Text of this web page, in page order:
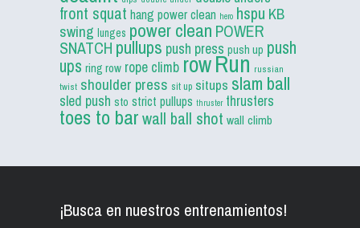
front squat hang power clean hero hspu KB
swing lunges power clean POWER
SNATCH pullups push press push up push
ups ring row rope climb rowRun russian
twist shoulder press sit up situps slam ball
sled push sto strict pullups thruster thrusters
toes to barwall ball shot wall climb
¡Busca en nuestros entrenamientos!